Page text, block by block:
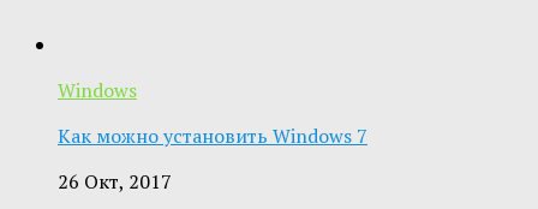
Windows
Как можно установить Windows 7
26 Окт, 2017